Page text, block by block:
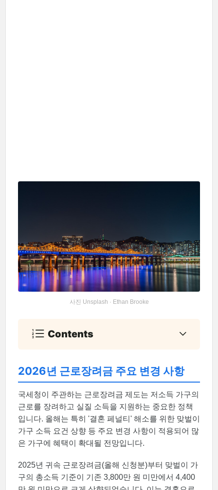
사진 Unsplash · Ethan Brooke
Contents
2026년 근로장려금 주요 변경 사항
국세청이 주관하는 근로장려금 제도는 저소득 가구의
근로를 장려하고 실질 소득을 지원하는 중요한 정책
입니다. 올해는 특히 '결혼 페널티' 해소를 위한 맞벌이
가구 소득 요건 상향 등 주요 변경 사항이 적용되어 많
은 가구에 혜택이 확대될 전망입니다.
2025년 귀속 근로장려금(올해 신청분)부터 맞벌이 가
구의 총소득 기준이 기존 3,800만 원 미만에서 4,400